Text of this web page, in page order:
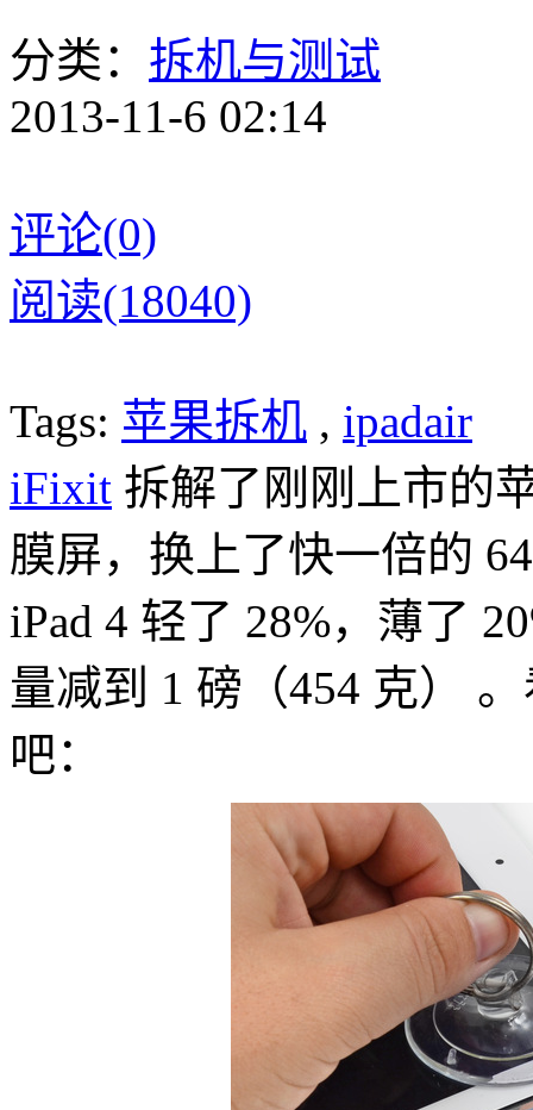
分类： 拆机与测试
2013-11-6 02:14
评论(0)
阅读(18040)
Tags: 苹果拆机 , ipadair
iFixit 拆解了刚刚上市的
膜屏，换上了快一倍的
iPad 4 轻了 28%，薄了
量减到 1 磅（454 克）
吧：